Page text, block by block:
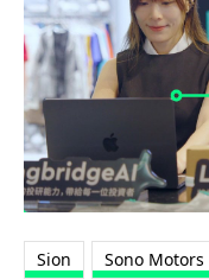
Sion Sono Motors